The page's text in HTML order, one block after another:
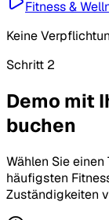
Fitness &
Keine
Schritt 2
Demo mit
buchen
Wählen Sie
häufigsten
Zuständigkeiten